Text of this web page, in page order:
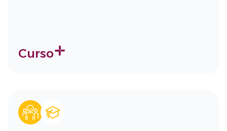
Curso